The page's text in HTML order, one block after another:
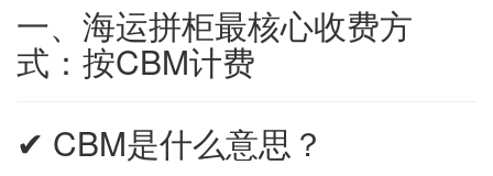
一、海运拼柜最核心收费方
式：按CBM计费
✔ CBM是什么意思？